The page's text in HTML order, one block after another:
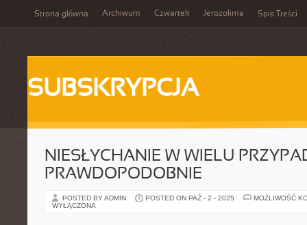
Strona główna Archiwum Czwartek Jerozolima Spis Treści
SUBSKRYPCJA
NIESŁYCHANIE W WIELU
PRAWDOPODOBNIE
POSTED BY ADMIN POSTED ON PAŹ - 2 - 2025
MOŻLIWOŚĆ
WYŁĄCZONA